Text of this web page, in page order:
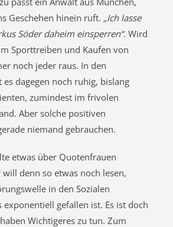
Geschehen hinein ruft. „Ich lasse
Söder daheim einsperren“. Wird
Sporttreiben und Kaufen von
noch jeder raus. In den
es dagegen noch ruhig, bislang
zumindest im frivolen
Aber solche positiven
niemand gebrauchen.
etwas über Quotenfrauen
denn so etwas noch lesen,
in den Sozialen
exponentiell gefallen ist. Es ist doch
Wichtigeres zu tun. Zum